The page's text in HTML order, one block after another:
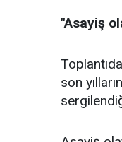
"Asayiş
son